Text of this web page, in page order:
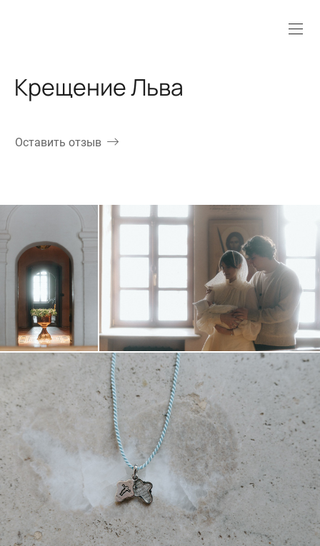
Крещение Льва
Оставить отзыв